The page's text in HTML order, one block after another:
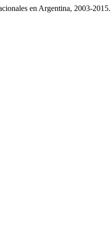
en Argentina, 2003-2015.